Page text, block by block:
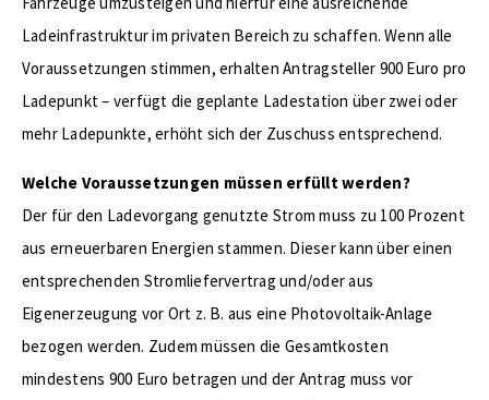
Ladeinfrastruktur im privaten Bereich zu schaffen. Wenn alle
Voraussetzungen stimmen, erhalten Antragsteller 900 Euro pro
Ladepunkt – verfügt die geplante Ladestation über zwei oder
mehr Ladepunkte, erhöht sich der Zuschuss entsprechend.
Welche Voraussetzungen müssen erfüllt werden?
Der für den Ladevorgang genutzte Strom muss zu 100 Prozent
aus erneuerbaren Energien stammen. Dieser kann über einen
entsprechenden Stromliefervertrag und/oder aus
Eigenerzeugung vor Ort z. B. aus eine Photovoltaik-Anlage
bezogen werden. Zudem müssen die Gesamtkosten
mindestens 900 Euro betragen und der Antrag muss vor